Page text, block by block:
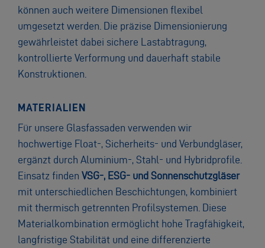
können auch weitere Dimensionen flexibel
umgesetzt werden. Die präzise Dimensionierung
gewährleistet dabei sichere Lastabtragung,
kontrollierte Verformung und dauerhaft stabile
Konstruktionen.
MATERIALIEN
Für unsere Glasfassaden verwenden wir
hochwertige Float-, Sicherheits- und Verbundgläser,
ergänzt durch Aluminium-, Stahl- und Hybridprofile.
Einsatz finden VSG-, ESG- und Sonnenschutzgläser
mit unterschiedlichen Beschichtungen, kombiniert
mit thermisch getrennten Profilsystemen. Diese
Materialkombination ermöglicht hohe Tragfähigkeit,
langfristige Stabilität und eine differenzierte